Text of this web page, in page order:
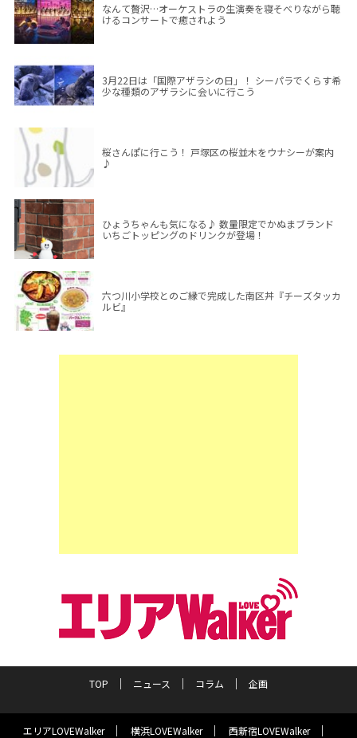
なんて贅沢…オーケストラの生演奏を寝そべりながら聴
けるコンサートで癒されよう
3月22日は「国際アザラシの日」！ シーパラでくらす希
少な種類のアザラシに会いに行こう
桜さんぽに行こう！ 戸塚区の桜並木をウナシーが案内
♪
ひょうちゃんも気になる♪ 数量限定でかぬまブランド
いちごトッピングのドリンクが登場！
六つ川小学校とのご縁で完成した南区丼『チーズタッカ
ルビ』
TOP ニュース コラム 企画
エリアLOVEWalker 横浜LOVEWalker 西新宿LOVEWalker